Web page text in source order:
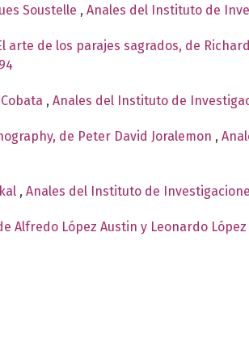
Soustelle , Anales del Instituto de
arte de los parajes sagrados, de
, Anales del Instituto de
de Peter David Joralemon ,
, Anales del Instituto de
Alfredo López Austin y Leonardo López